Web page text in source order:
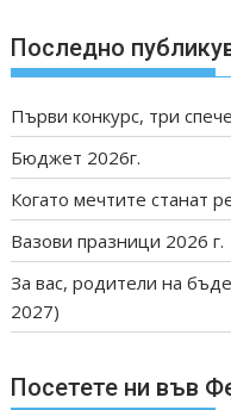
Последно
Първи конкурс, три
Бюджет 2026г.
Когато мечтите станат
Вазови празници 2026 г.
За вас, родители на
2027)
Посетете ни във